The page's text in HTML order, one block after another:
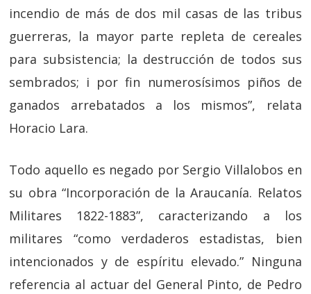
incendio de más de dos mil casas de las tribus
guerreras, la mayor parte repleta de cereales
para subsistencia; la destrucción de todos sus
sembrados; i por fin numerosísimos piños de
ganados arrebatados a los mismos”, relata
Horacio Lara.
Todo aquello es negado por Sergio Villalobos en
su obra “Incorporación de la Araucanía. Relatos
Militares 1822-1883”, caracterizando a los
militares “como verdaderos estadistas, bien
intencionados y de espíritu elevado.” Ninguna
referencia al actuar del General Pinto, de Pedro